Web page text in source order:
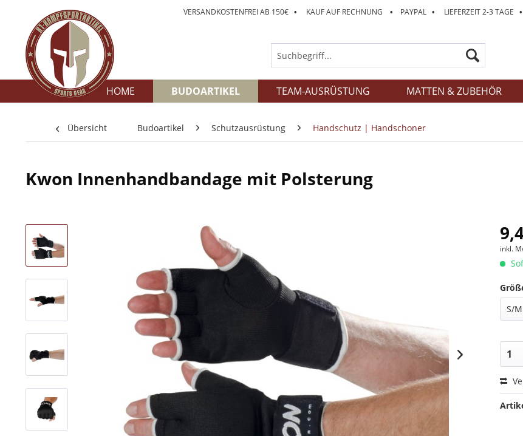
VERSANDKOSTENFREI AB 150€ • KAUF AUF RECHNUNG • PAYPAL • LIEFERZEIT 2-3 TAGE •
HOME BUDOARTIKEL TEAM-AUSRÜSTUNG MATTEN & ZUBEHÖR
Übersicht Budoartikel Schutzausrüstung Handschutz | Handschoner
Kwon Innenhandbandage mit Polsterung
inkl.